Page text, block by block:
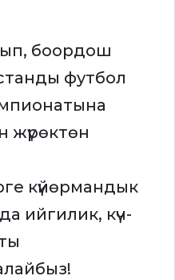
боордош
футбол
күйөрмандык
ийгилик, күч-